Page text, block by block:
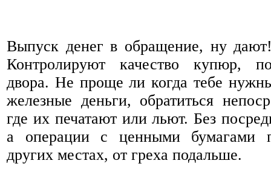
Выпуск денег в обращение, ну
Контролируют качество купюр,
двора. Не проще ли когда тебе
железные деньги, обратиться
где их печатают или льют. Без
а операции с ценными бумагами
других местах, от греха подальше.